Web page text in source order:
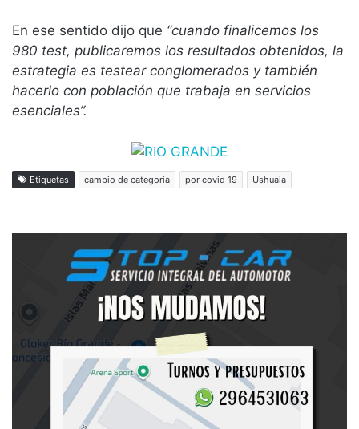
En ese sentido dijo que “cuando finalicemos los
980 test, publicaremos los resultados obtenidos, la
estrategia es testear conglomerados y también
hacerlo con población que trabaja en servicios
esenciales”.
Etiquetas cambio de categoria por covid 19 Ushuaia